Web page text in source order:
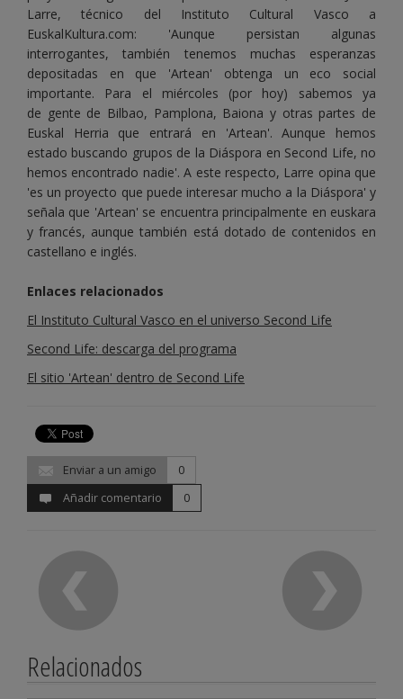
Larre, técnico del Instituto Cultural Vasco a
EuskalKultura.com: 'Aunque persistan algunas
interrogantes, también tenemos muchas esperanzas
depositadas en que 'Artean' obtenga un eco social
importante. Para el miércoles (por hoy) sabemos ya
de gente de Bilbao, Pamplona, Baiona y otras partes de
Euskal Herria que entrará en 'Artean'. Aunque hemos
estado buscando grupos de la Diáspora en Second Life, no
hemos encontrado nadie'. A este respecto, Larre opina que
'es un proyecto que puede interesar mucho a la Diáspora' y
señala que 'Artean' se encuentra principalmente en euskara
y francés, aunque también está dotado de contenidos en
castellano e inglés.
Enlaces relacionados
El Instituto Cultural Vasco en el universo Second Life
Second Life: descarga del programa
El sitio 'Artean' dentro de Second Life
Enviar a un amigo
0
Añadir comentario
0
Relacionados